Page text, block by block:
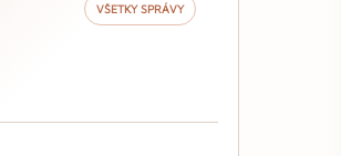
VŠETKY SPRÁVY